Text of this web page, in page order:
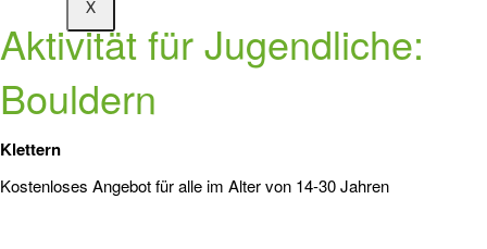
X
Aktivität für Jugendliche:
Bouldern
Klettern
Kostenloses Angebot für alle im Alter von 14-30 Jahren